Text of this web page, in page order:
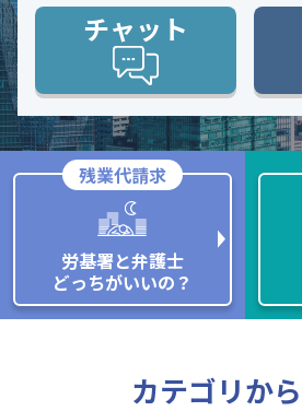
チャット
残業代請求
労基署と弁護士
どっちがいいの？
カテゴリか